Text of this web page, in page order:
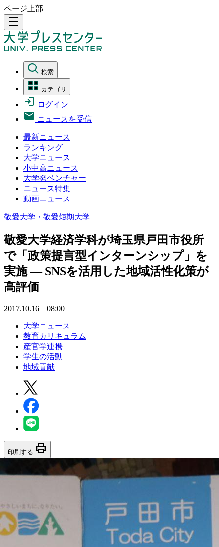
ページ上部
density_medium
検索
カテゴリ
ログイン
ニュースを受信
最新ニュース
ランキング
大学ニュース
小中高ニュース
大学発ベンチャー
ニュース特集
動画ニュース
敬愛大学・敬愛短期大学
敬愛大学経済学科が埼玉県戸田市役所
で「政策提言型インターンシップ」を
実施 — SNSを活用した地域活性化策が
高評価
2017.10.16 08:00
大学ニュース
教育カリキュラム
産官学連携
学生の活動
地域貢献
印刷する print